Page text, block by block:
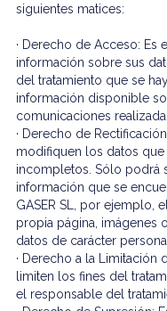
siguientes matices:
· Derecho de Acceso:
información sobre sus
del tratamiento que se
información disponible
comunicaciones
· Derecho de
modifiquen los datos
incompletos. Sólo podrá
información que se
GASER SL, por ejemplo,
propia página, imágenes
datos de carácter
· Derecho a la Limitación
limiten los fines del
el responsable del